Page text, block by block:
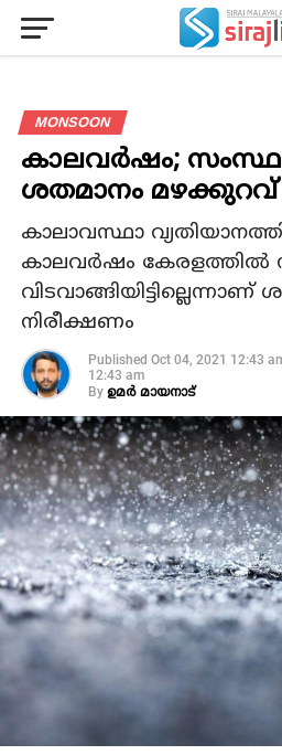
MONSOON
കാലവര്‍ഷം;
ശതമാനം മഴക്കുറവ്
കാലാവസ്ഥാ
കാലവര്‍ഷം കേരളത്തില്‍
വിടവാങ്ങിയിട്ടില്ലെന്നാണ്
നിരീക്ഷണം
Published Oct 04, 2021 12:43
12:43 am
By ഉമര്‍ മായനാട്